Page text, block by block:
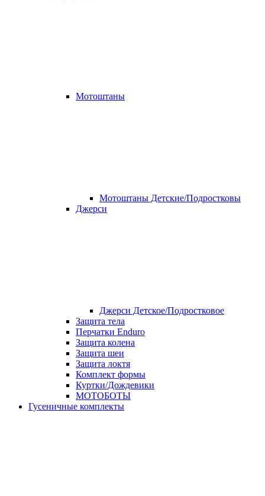
Мотоштаны
Мотоштаны Детские/Подростковы
Джерси
Джерси Детское/Подростковое
Защита тела
Перчатки Enduro
Защита колена
Защита шеи
Защита локтя
Комплект формы
Куртки/Дождевики
МОТОБОТЫ
Гусеничные комплекты